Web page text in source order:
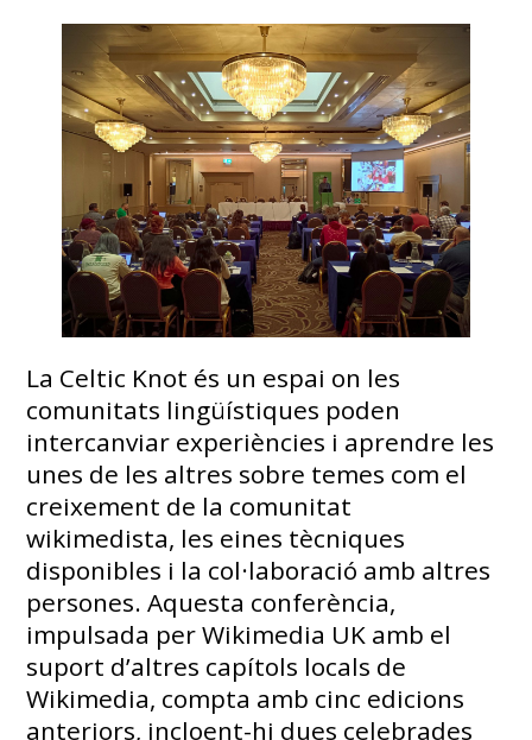
La Celtic Knot és un espai on les
comunitats lingüístiques poden
intercanviar experiències i aprendre les
unes de les altres sobre temes com el
creixement de la comunitat
wikimedista, les eines tècniques
disponibles i la col·laboració amb altres
persones. Aquesta conferència,
impulsada per Wikimedia UK amb el
suport d’altres capítols locals de
Wikimedia, compta amb cinc edicions
anteriors, incloent-hi dues celebrades